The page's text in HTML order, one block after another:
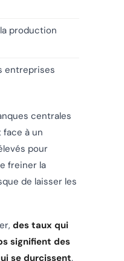
production
entreprises
centrales
à un
pour
freiner la
de laisser les
des taux qui
signifient des
se durcissent.